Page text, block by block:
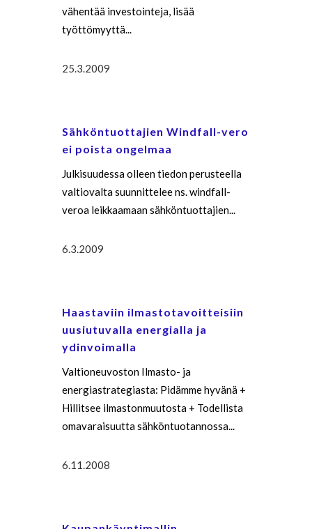
vähentää investointeja, lisää
työttömyyttä...
25.3.2009
Sähköntuottajien Windfall-vero
ei poista ongelmaa
Julkisuudessa olleen tiedon perusteella
valtiovalta suunnittelee ns. windfall-
veroa leikkaamaan sähköntuottajien...
6.3.2009
Haastaviin ilmastotavoitteisiin
uusiutuvalla energialla ja
ydinvoimalla
Valtioneuvoston Ilmasto- ja
energiastrategiasta: Pidämme hyvänä +
Hillitsee ilmastonmuutosta + Todellista
omavaraisuutta sähköntuotannossa...
6.11.2008